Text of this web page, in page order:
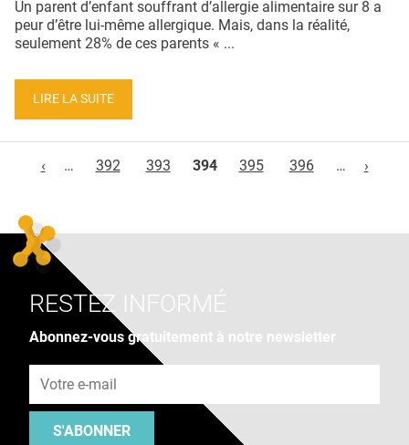
Un parent d’enfant souffrant d’allergie alimentaire sur 8 a
peur d’être lui-même allergique. Mais, dans la réalité,
seulement 28% de ces parents « ...
LIRE LA SUITE
‹
… 392 393 394 395 396 … ›
RESTEZ INFORMÉ
Abonnez-vous gratuitement à notre newsletter
S'ABONNER